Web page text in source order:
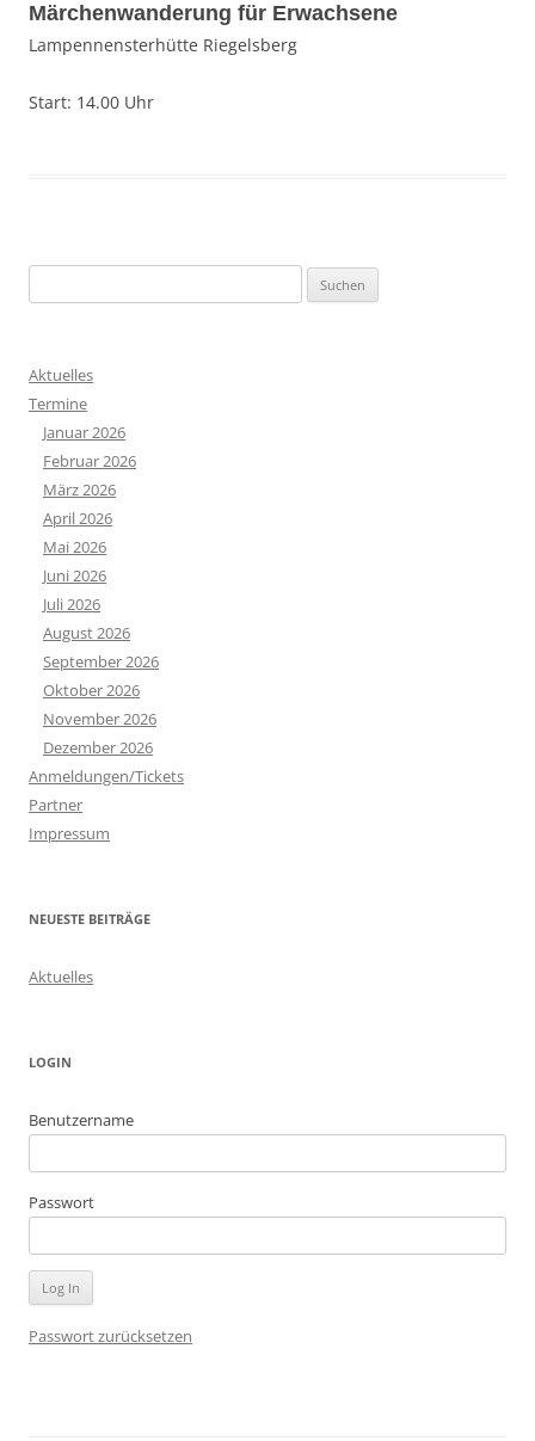
Märchenwanderung für Erwachsene
Lampennensterhütte Riegelsberg
Start: 14.00 Uhr
u
h
e
Aktuelles
Termine
Januar 2026
Februar 2026
März 2026
April 2026
Mai 2026
Juni 2026
Juli 2026
August 2026
September 2026
Oktober 2026
November 2026
Dezember 2026
Anmeldungen/Tickets
Partner
Impressum
NEUESTE BEITRÄGE
Aktuelles
LOGIN
Benutzername
Passwort
Passwort zurücksetzen